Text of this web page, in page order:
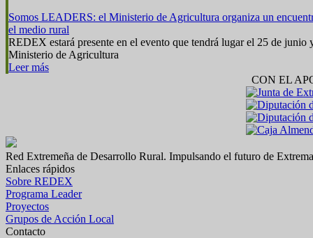
Somos LEADERS: el Ministerio de Agricultura organiza un
el medio rural
REDEX estará presente en el evento que tendrá lugar el 25 de
Ministerio de Agricultura
Leer más
CON EL
Red Extremeña de Desarrollo Rural. Impulsando el futuro de
Enlaces rápidos
Sobre REDEX
Programa Leader
Proyectos
Grupos de Acción Local
Contacto